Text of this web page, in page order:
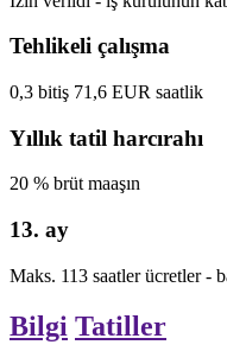
Tehlikeli çalışma
0,3 bitiş 71,6 EUR saatlik
Yıllık tatil harcırahı
20 % brüt maaşın
13. ay
Maks. 113 saatlerücretler -
Bilgi Tatiller